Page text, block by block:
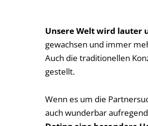
Unsere Welt wird lauter
gewachsen und immer
Auch die traditionellen
gestellt.
Wenn es um die
auch wunderbar